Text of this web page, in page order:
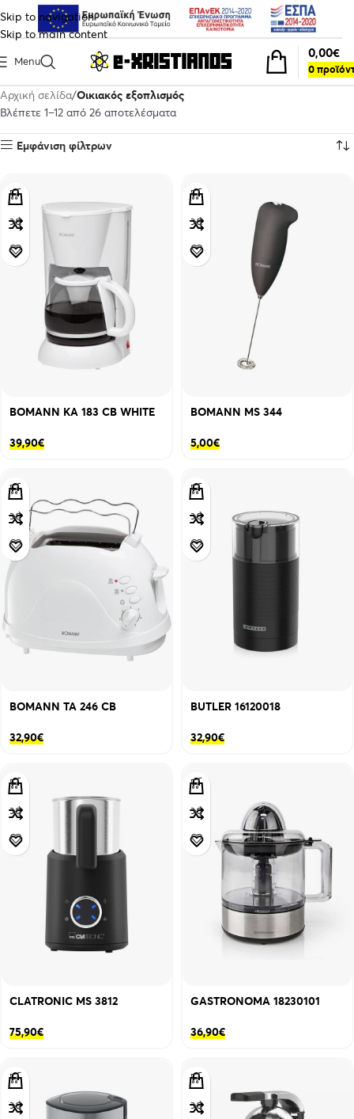
Skip to navigation
Skip to main content
Menu
0
0,00€
Αρχική σελίδα Οικιακός εξοπλισμός
Βλέπετε 1–12 από 26 αποτελέσματα
Εμφάνιση φίλτρων
BOMANN KA 183 CB WHITE
39,90€
BOMANN MS 344
5,00€
BOMANN TA 246 CB
32,90€
BUTLER 16120018
32,90€
CLATRONIC MS 3812
75,90€
GASTRONOMA 18230101
36,90€